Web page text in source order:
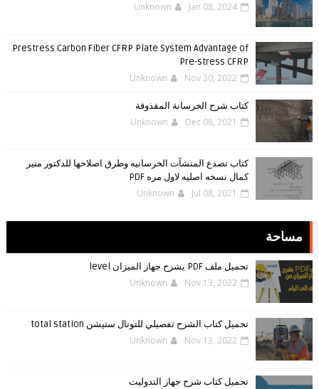
Unknown Jan 08, 2024
Prestress Carbon Fiber CFRP Plate System Advantage of
Pre-stress CFRP
Unknown Nov 30, 2022
كتاب شرح الخرسانة المقذوفة
Unknown Dec 08, 2021
كتاب تصدع المنشآت الخرسانيه وطرق اصلاحها للدكتور منير
كمال نسخه اصليه لاول مره PDF
Unknown Jul 08, 2021
مساحة
تحميل ملف PDF يشرح جهاز الميزان level
Unknown Nov 13, 2022
تحميل كتاب الشرح تفصيلي للتوتال ستيشن total station
Unknown Nov 13, 2022
تحميل كتاب شرح جهاز التدوليت